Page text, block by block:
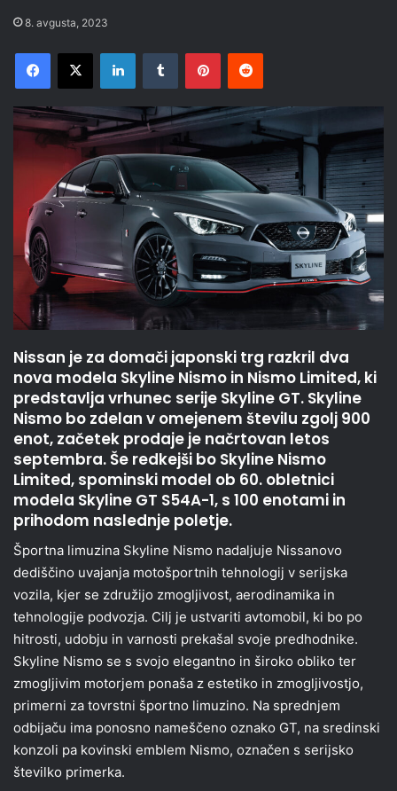
8. avgusta, 2023
Facebook
X LinkedInTumblr PinterestReddit
Nissan je za domači japonski trg razkril dva
nova modela Skyline Nismo in Nismo Limited, ki
predstavlja vrhunec serije Skyline GT. Skyline
Nismo bo zdelan v omejenem številu zgolj 900
enot, začetek prodaje je načrtovan letos
septembra. Še redkejši bo Skyline Nismo
Limited, spominski model ob 60. obletnici
modela Skyline GT S54A-1, s 100 enotami in
prihodom naslednje poletje.
Športna limuzina Skyline Nismo nadaljuje Nissanovo
dediščino uvajanja motošportnih tehnologij v serijska
vozila, kjer se združijo zmogljivost, aerodinamika in
tehnologije podvozja. Cilj je ustvariti avtomobil, ki bo po
hitrosti, udobju in varnosti prekašal svoje predhodnike.
Skyline Nismo se s svojo elegantno in široko obliko ter
zmogljivim motorjem ponaša z estetiko in zmogljivostjo,
primerni za tovrstni športno limuzino. Na sprednjem
odbijaču ima ponosno nameščeno oznako GT, na sredinski
konzoli pa kovinski emblem Nismo, označen s serijsko
številko primerka.